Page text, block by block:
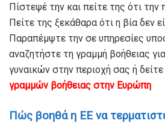
Πίστεψέ την και πείτε της ότι την
Πείτε της ξεκάθαρα ότι η βία δεν
Παραπέμψτε την σε υπηρεσίες
αναζητήστε τη γραμμή βοήθειας
γυναικών στην περιοχή σας ή
γραμμών βοήθειας στην Ευρώπη
Πώς βοηθά η ΕΕ να